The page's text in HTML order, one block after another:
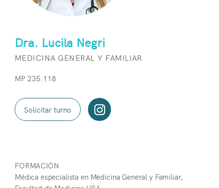
Dra. Lucila Negri
MEDICINA GENERAL Y FAMILIAR
MP 235.118
Solicitar turno
FORMACIÓN
Médica especialista en Medicina General y Familiar,